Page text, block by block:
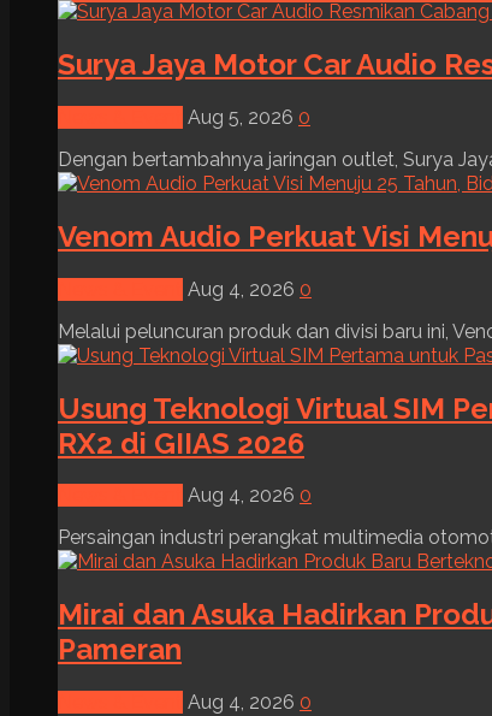
Surya Jaya Motor Car Audio
Aug 5, 2026 0
Dengan bertambahnya jaringan outlet, Surya
Venom Audio Perkuat Visi
Aug 4, 2026 0
Melalui peluncuran produk dan divisi baru ini,
Usung Teknologi Virtual SIM
RX2 di GIIAS 2026
Aug 4, 2026 0
Persaingan industri perangkat multimedia
Mirai dan Asuka Hadirkan
Pameran
Aug 4, 2026 0